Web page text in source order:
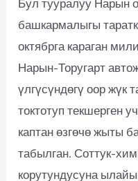
Бул тууралуу Нарын
башкармалыгы
октябрга караган
Нарын-Торугарт
үлгүсүндөгү оор жүк
токтотуп текшерген
каптан өзгөчө жыты
табылган. Соттук-
корутундусуна